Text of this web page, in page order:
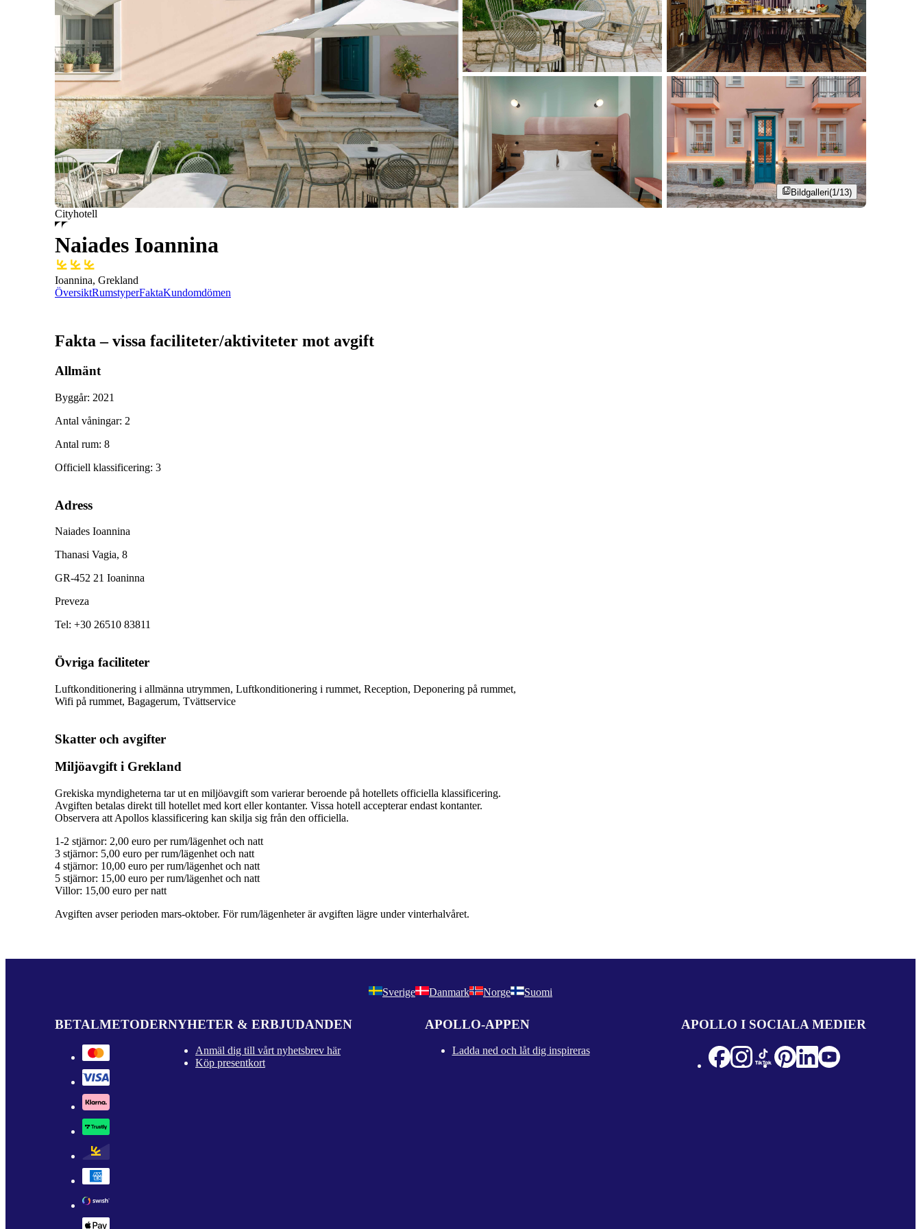
Bildgalleri(1/13)
Cityhotell
Naiades Ioannina
Ioannina, Grekland
ÖversiktRumstyperFaktaKundomdömen
Fakta – vissa faciliteter/aktiviteter mot avgift
Allmänt
Byggår: 2021
Antal våningar: 2
Antal rum: 8
Officiell klassificering: 3
Adress
Naiades Ioannina
Thanasi Vagia, 8
GR-452 21 Ioaninna
Preveza
Tel: +30 26510 83811
Övriga faciliteter
Luftkonditionering i allmänna utrymmen, Luftkonditionering i rummet, Reception, Deponering på rummet,
Wifi på rummet, Bagagerum, Tvättservice
Skatter och avgifter
Miljöavgift i Grekland
Grekiska myndigheterna tar ut en miljöavgift som varierar beroende på hotellets officiella klassificering.
Avgiften betalas direkt till hotellet med kort eller kontanter. Vissa hotell accepterar endast kontanter.
Observera att Apollos klassificering kan skilja sig från den officiella.
1-2 stjärnor: 2,00 euro per rum/lägenhet och natt
3 stjärnor: 5,00 euro per rum/lägenhet och natt
4 stjärnor: 10,00 euro per rum/lägenhet och natt
5 stjärnor: 15,00 euro per rum/lägenhet och natt
Villor: 15,00 euro per natt
Avgiften avser perioden mars-oktober. För rum/lägenheter är avgiften lägre under vinterhalvåret.
Sverige Danmark Norge Suomi
BETALMETODERNYHETER & ERBJUDANDEN
Anmäl dig till vårt nyhetsbrev här
Köp presentkort
APOLLO-APPEN
Ladda ned och låt dig inspireras
APOLLO I SOCIALA MEDIER